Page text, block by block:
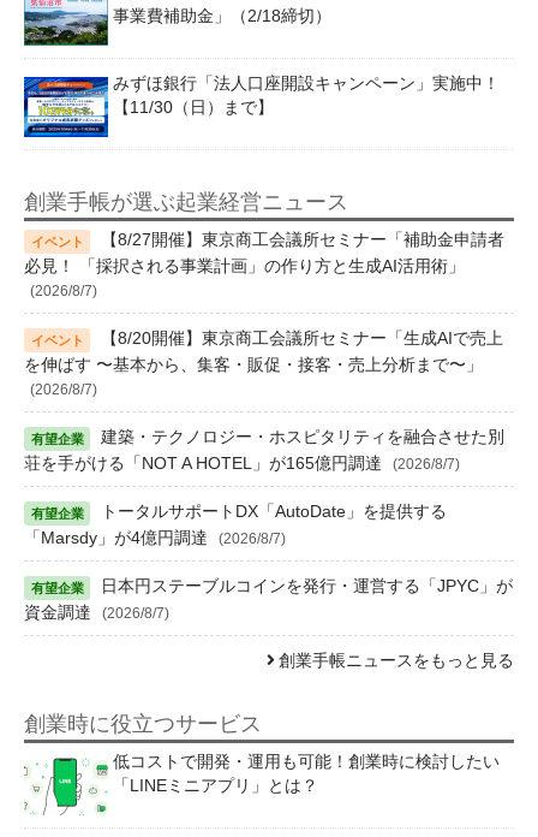
事業費補助金」（2/18締切）
みずほ銀行「法人口座開設キャンペーン」実施中！
【11/30（日）まで】
創業手帳が選ぶ起業経営ニュース
【8/27開催】東京商工会議所セミナー「補助金申請者
必見！ 「採択される事業計画」の作り方と生成AI活用術」
(2026/8/7)
【8/20開催】東京商工会議所セミナー「生成AIで売上
を伸ばす 〜基本から、集客・販促・接客・売上分析まで〜」
(2026/8/7)
建築・テクノロジー・ホスピタリティを融合させた別
荘を手がける「NOT A HOTEL」が165億円調達
(2026/8/7)
トータルサポートDX「AutoDate」を提供する
「Marsdy」が4億円調達
(2026/8/7)
日本円ステーブルコインを発行・運営する「JPYC」が
資金調達
(2026/8/7)
創業手帳ニュースをもっと見る
創業時に役立つサービス
低コストで開発・運用も可能！創業時に検討したい
「LINEミニアプリ」とは？